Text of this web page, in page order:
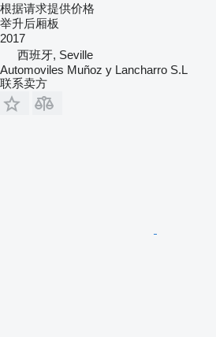
根据请求提供价格
举升后厢板
2017
西班牙, Seville
Automoviles Muñoz y Lancharro S.L
联系卖方